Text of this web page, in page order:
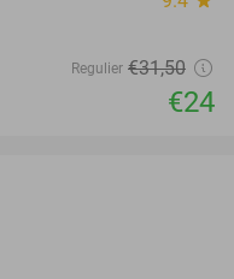
Regulier €31,50
€24